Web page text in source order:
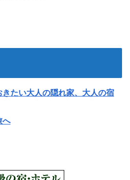
たい大人の隠れ家、大人の宿
へ